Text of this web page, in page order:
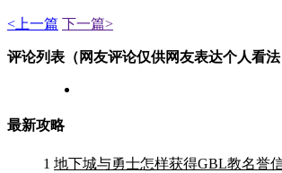
<上一篇 下一篇>
评论列表（网友评论仅供网友表达个人看
最新攻略
1 地下城与勇士怎样获得GBL教名誉